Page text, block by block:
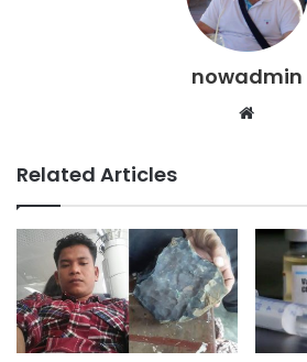
nowadmin
Website
Related Articles